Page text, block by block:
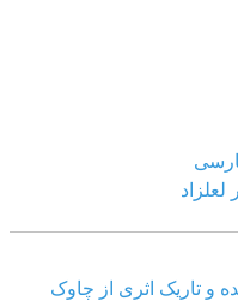
و تاریک اثری از چاوک